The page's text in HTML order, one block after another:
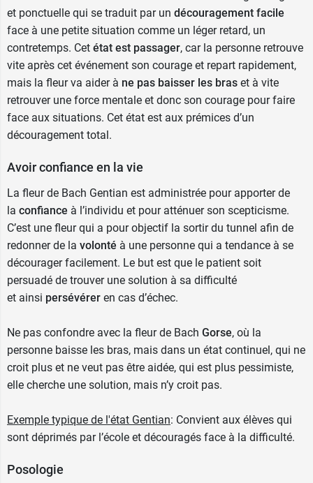
et ponctuelle qui se traduit par un découragement facile
face à une petite situation comme un léger retard, un
contretemps. Cet état est passager, car la personne retrouve
vite après cet événement son courage et repart rapidement,
mais la fleur va aider à ne pas baisser les bras et à vite
retrouver une force mentale et donc son courage pour faire
face aux situations. Cet état est aux prémices d’un
découragement total.
Avoir confiance en la vie
La fleur de Bach Gentian est administrée pour apporter de
la confiance à l’individu et pour atténuer son scepticisme.
C’est une fleur qui a pour objectif la sortir du tunnel afin de
redonner de la volonté à une personne qui a tendance à se
décourager facilement. Le but est que le patient soit
persuadé de trouver une solution à sa difficulté
et ainsi persévérer en cas d’échec.
Ne pas confondre avec la fleur de Bach Gorse, où la
personne baisse les bras, mais dans un état continuel, qui ne
croit plus et ne veut pas être aidée, qui est plus pessimiste,
elle cherche une solution, mais n’y croit pas.
Exemple typique de l'état Gentian: Convient aux élèves qui
sont déprimés par l’école et découragés face à la difficulté.
Posologie